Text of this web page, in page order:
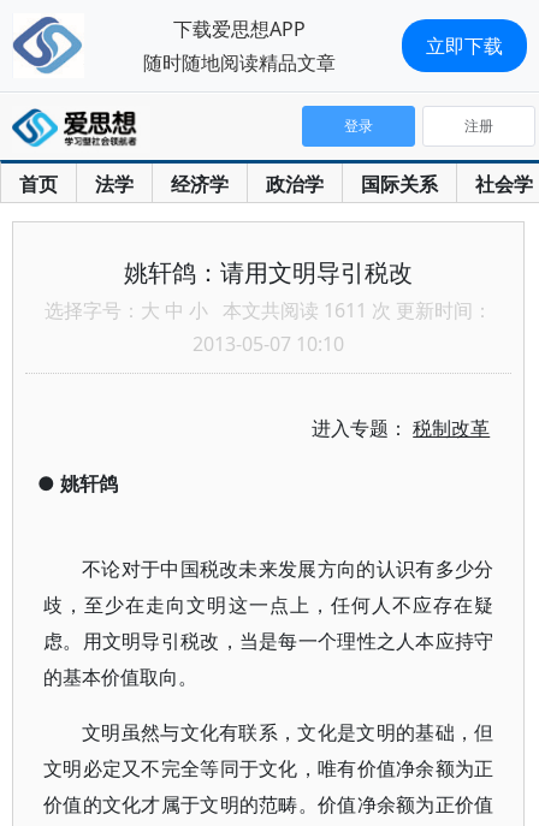
首页 法学 经济学 政治学 国际关系 社会学
登录 注册
姚轩鸽：请用文明导引税改
选择字号： 大 中 小 本文共阅读 1611 次 更新时间：
2013-05-07 10:10
进入专题：税制改革
● 姚轩鸽
不论对于中国税改未来发展方向的认识有多少分
歧，至少在走向文明这一点上，任何人不应存在疑
虑。用文明导引税改，当是每一个理性之人本应持守
的基本价值取向。
文明虽然与文化有联系，文化是文明的基础，但
文明必定又不完全等同于文化，唯有价值净余额为正
价值的文化才属于文明的范畴。价值净余额为正价值
下载爱思想APP
随时随地阅读精品文章
立即下载